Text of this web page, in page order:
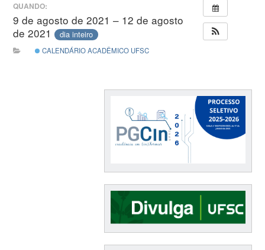
QUANDO:
9 de agosto de 2021 – 12 de agosto
de 2021 dia inteiro
CALENDÁRIO ACADÊMICO UFSC